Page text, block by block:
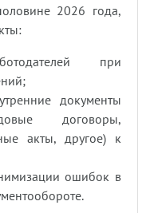
2026 года,
при
документы
договоры,
акты, другое) к
ошибок в